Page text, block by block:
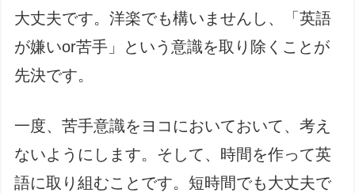
大丈夫です。洋楽でも構いませんし、「英語
が嫌いor苦手」という意識を取り除くことが
先決です。
一度、苦手意識をヨコにおいておいて、考え
ないようにします。そして、時間を作って英
語に取り組むことです。短時間でも大丈夫で